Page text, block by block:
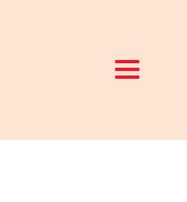
Open